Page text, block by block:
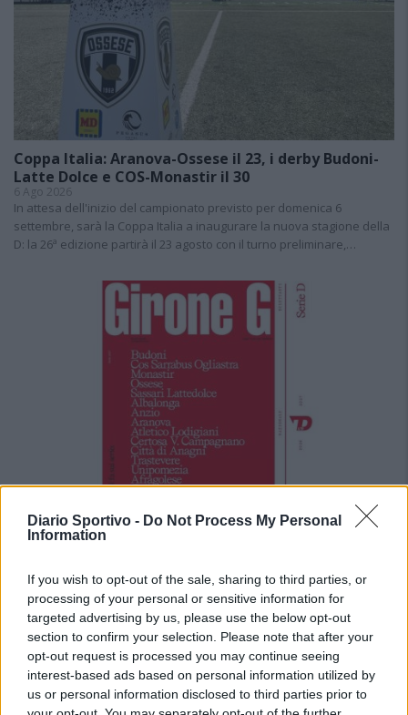
Diario Sportivo - Do Not Process My Personal
Information
If you wish to opt-out of the sale, sharing to third parties, or
processing of your personal or sensitive information for
targeted advertising by us, please use the below opt-out
section to confirm your selection. Please note that after your
opt-out request is processed you may continue seeing
interest-based ads based on personal information utilized by
us or personal information disclosed to third parties prior to
Coppa Italia: Aranova-Ossese il 23, i derby Budoni-
Latte Dolce e COS-Monastir il 30
6 Ago 2026
In attesa dell'inizio del campionato previsto per domenica 6
settembre, sarà la Coppa Italia a inaugurare la nuova stagione della
D: la 26ª edizione partirà il 23 agosto con il turno preliminare,…
Le 5 sarde ancora nel girone G con 8 squadre laziali,
4 campane e la novità dei molisani del Venafro
6 Ago 2026
Il giorno dopo la ratifica delle sei ammissioni e ripescaggi da parte
del Consiglio Direttivo della LND, il Dipartimento Interregionale ha
svelato oggi la composizione dei nove gironi della Serie D…